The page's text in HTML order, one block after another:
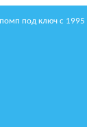
под ключ с 1995